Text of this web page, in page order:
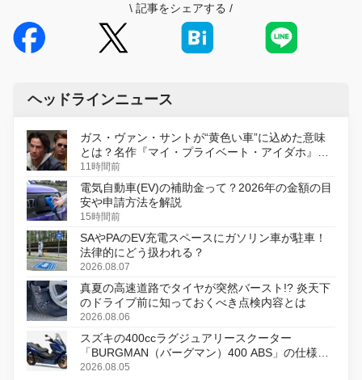
\ 記事をシェアする /
ヘッドラインニュース
ガス・ヴァン・サントが“黄色い車”に込めた意味
とは？名作『マイ・プライベート・アイダホ』が
初のデジタルリマスター版で復活
11時間前
電気自動車(EV)の補助金って？2026年の金額の目
安や申請方法を解説
15時間前
SAやPAのEV充電スペースにガソリン車が駐車！
法律的にどう扱われる？
2026.08.07
真夏の高速道路でタイヤが突然バースト!? 炎天下
のドライブ前に知っておくべき点検内容とは
2026.08.06
スズキの400ccラグジュアリースクーター
「BURGMAN（バーグマン）400 ABS」の仕様を
変更し、8月18日に発売
2026.08.05